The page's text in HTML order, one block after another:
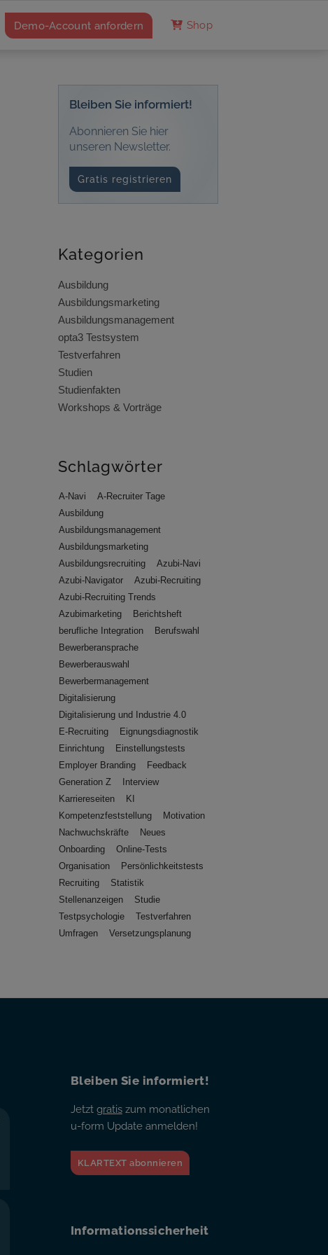
Demo-Account anfordern Shop
Bleiben Sie informiert!
Abonnieren Sie hier
unseren Newsletter.
Gratis registrieren
Kategorien
Ausbildung
Ausbildungsmarketing
Ausbildungsmanagement
opta3 Testsystem
Testverfahren
Studien
Studienfakten
Workshops & Vorträge
Schlagwörter
A-Navi
A-Recruiter Tage
Ausbildung
Ausbildungsmanagement
Ausbildungsmarketing
Ausbildungsrecruiting
Azubi-Navi
Azubi-Navigator
Azubi-Recruiting
Azubi-Recruiting Trends
Azubimarketing
Berichtsheft
berufliche Integration
Berufswahl
Bewerberansprache
Bewerberauswahl
Bewerbermanagement
Digitalisierung
Digitalisierung und Industrie 4.0
E-Recruiting
Eignungsdiagnostik
Einrichtung
Einstellungstests
Employer Branding
Feedback
Generation Z
Interview
Karriereseiten
KI
Kompetenzfeststellung
Motivation
Nachwuchskräfte
Neues
Onboarding
Online-Tests
Organisation
Persönlichkeitstests
Recruiting
Statistik
Stellenanzeigen
Studie
Testpsychologie
Testverfahren
Umfragen
Versetzungsplanung
Bleiben Sie informiert!
Jetzt gratiszum monatlichen
u-form Update anmelden!
KLARTEXT abonnieren
Informationssicherheit